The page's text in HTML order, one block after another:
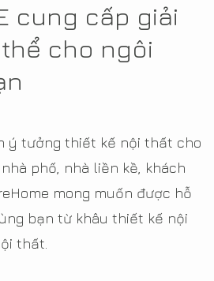
cung cấp giải
cho ngôi
ý tưởng thiết kế nội thất cho
phố, nhà liền kề, khách
mong muốn được hỗ
bạn từ khâu thiết kế nội
thất.